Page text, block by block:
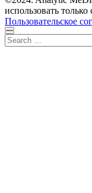
использовать
Пользовательское
Scroll
to
Close
Search
for: